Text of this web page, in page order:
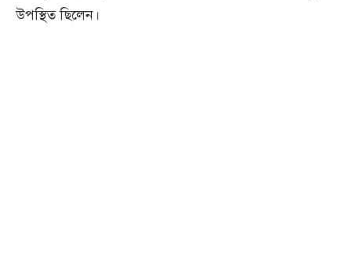
উপস্থিত ছিলেন।